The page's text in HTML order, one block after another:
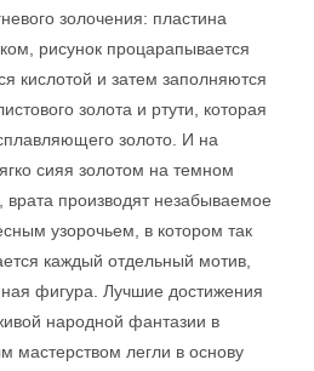
золочения: пластина
рисунок процарапывается
кислотой и затем заполняются
золота и ртути, которая
золото. И на
сияя золотом на темном
производят незабываемое
узорочьем, в котором так
каждый отдельный мотив,
фигура. Лучшие достижения
народной фантазии в
мастерством легли в основу